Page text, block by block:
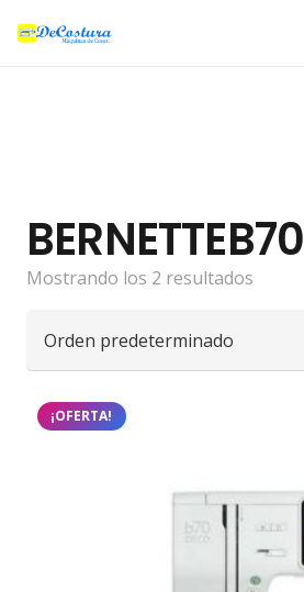
BERNETTEB70
Mostrando los 2 resultados
¡OFERTA!